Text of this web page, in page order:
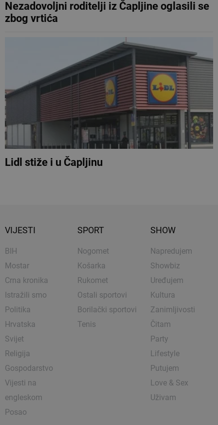
Nezadovoljni roditelji iz Čapljine oglasili se
zbog vrtića
Lidl stiže i u Čapljinu
VIJESTI
BIH
Mostar
Crna kronika
Istražili smo
Politika
Hrvatska
Svijet
Religija
Gospodarstvo
Vijesti na
engleskom
Posao
SPORT
Nogomet
Košarka
Rukomet
Ostali sportovi
Borilački sportovi
Tenis
SHOW
Napredujem
Showbiz
Uređujem
Kultura
Zanimljivosti
Čitam
Party
Lifestyle
Putujem
Love & Sex
Uživam